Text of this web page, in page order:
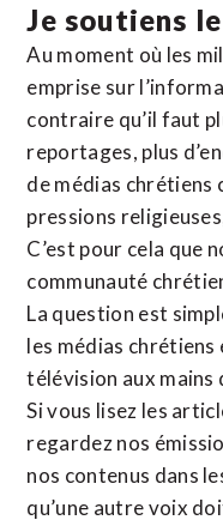
Je soutiens
Au moment où les
emprise sur
contraire qu’il faut
reportages, plus
de médias chrétiens
pressions
C’est pour cela que
communauté
La question est
les médias chrétiens
télévision aux mains
Si vous lisez les
regardez nos
nos contenus dans
qu’une autre voix